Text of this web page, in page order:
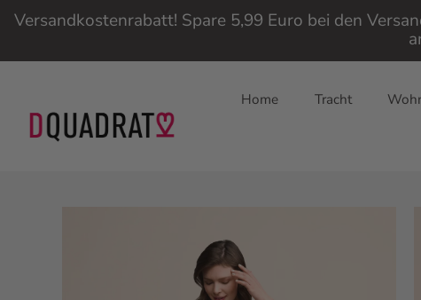
Versandkostenrabatt! Spare 5,99 Euro bei den
Home Tracht